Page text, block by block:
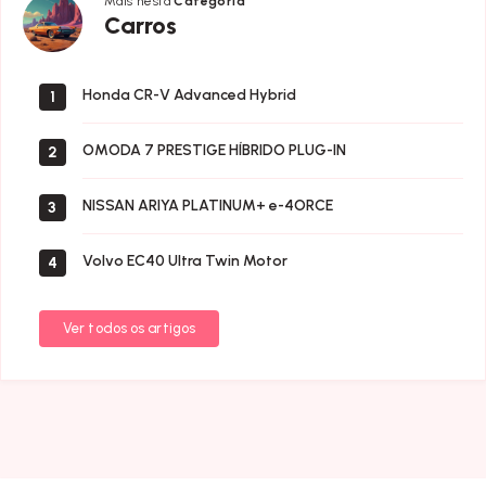
Carros
Carros
1 Honda CR-V Advanced Hybrid
2 OMODA 7 PRESTIGE HÍBRIDO PLUG-IN
3 NISSAN ARIYA PLATINUM+ e-4ORCE
4 Volvo EC40 Ultra Twin Motor
Ver todos os artigos